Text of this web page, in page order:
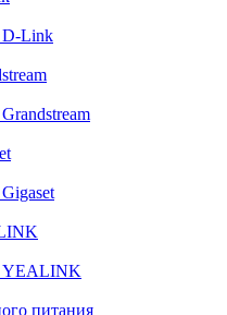
Link
YEALINK
питания